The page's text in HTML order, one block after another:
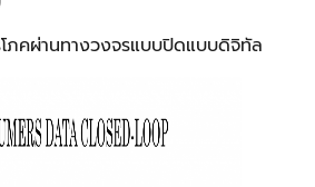
ภคผ่านทางวงจรแบบปิดแบบดิจิทัล